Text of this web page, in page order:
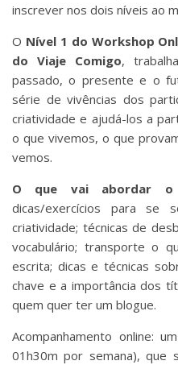
inscrever nos dois níveis ao
O Nível 1 do Workshop
do Viaje Comigo,
passado, o presente e o
série de vivências dos
criatividade e ajudá-los a
o que vivemos, o que
vemos.
O que vai abordar o
dicas/exercícios para se
criatividade; técnicas de
vocabulário; transporte o
escrita; dicas e técnicas
chave e a importância dos
quem quer ter um blogue.
Acompanhamento online:
01h30m por semana), que